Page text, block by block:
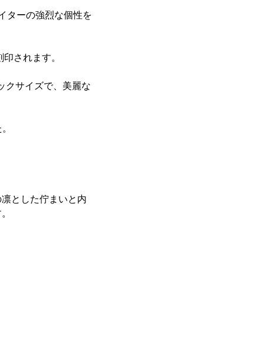
ターの強烈な個性を
されます。
クサイズで、美麗な
とした佇まいと内